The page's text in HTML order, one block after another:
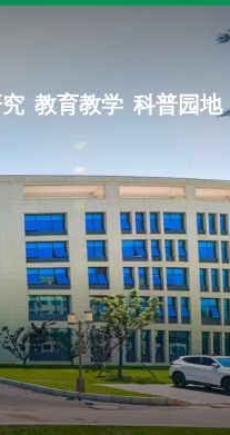
教育教学 科普园地